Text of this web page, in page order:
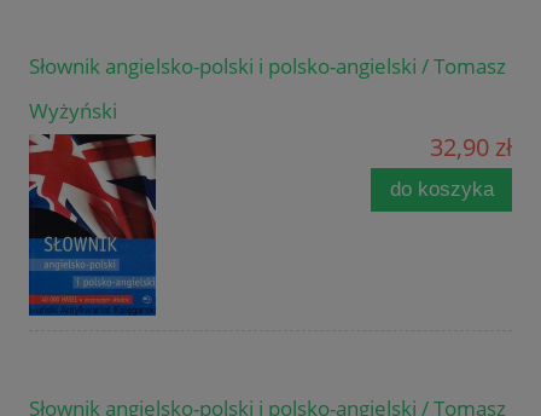
Słownik angielsko-polski i polsko-angielski / Tomasz
Wyżyński
32,90 zł
do koszyka
Słownik angielsko-polski i polsko-angielski / Tomasz